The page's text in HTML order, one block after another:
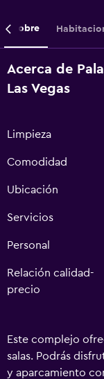
Sobre
Acerca de
Las Vegas
Limpieza
Comodidad
Ubicación
Servicios
Personal
Relación calidad-
precio
Este complejo
salas. Podrás
y aparcamiento